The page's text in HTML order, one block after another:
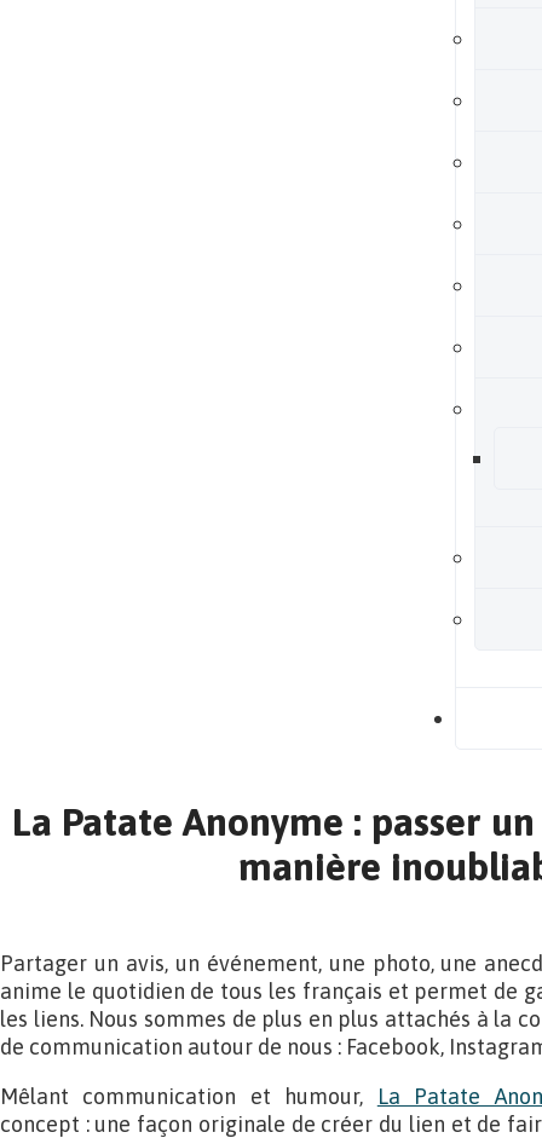
La Patate Anonyme : passer
manière
Partager un avis, un événement, une photo, une
anime le quotidien de tous les français et permet de
les liens. Nous sommes de plus en plus attachés à la
de communication autour de nous : Facebook,
Mêlant communication et humour,
La Patate
concept : une façon originale de créer du lien et de